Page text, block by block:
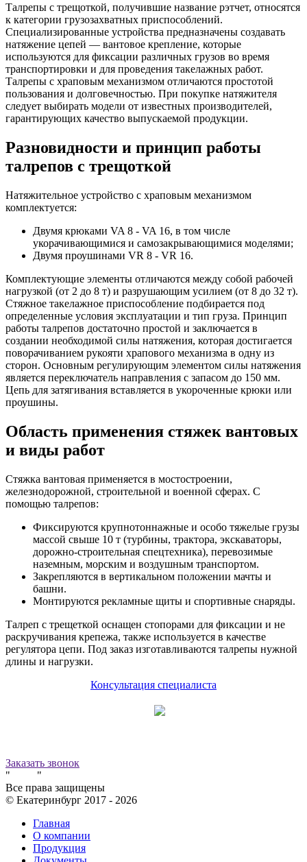
Талрепы с трещоткой, получившие название рэтчет, относятся
к категории грузозахватных приспособлений.
Специализированные устройства предназначены создавать
натяжение цепей — вантовое крепление, которые
используются для фиксации различных грузов во время
транспортировки и для проведения такелажных работ.
Талрепы с храповым механизмом отличаются простотой
пользования и долговечностью. При покупке натяжителя
следует выбирать модели от известных производителей,
гарантирующих качество выпускаемой продукции.
Разновидности и принцип работы
талрепов с трещоткой
Натяжительное устройство с храповым механизмом
комплектуется:
Двумя крюками VA 8 - VA 16, в том числе
укорачивающимися и самозакрывающимися моделями;
Двумя проушинами VR 8 - VR 16.
Комплектующие элементы отличаются между собой рабочей
нагрузкой (от 2 до 8 т) и разрушающим усилием (от 8 до 32 т).
Стяжное такелажное приспособление подбирается под
определенные условия эксплуатации и тип груза. Принцип
работы талрепов достаточно простой и заключается в
создании необходимой силы натяжения, которая достигается
поворачиванием рукояти храпового механизма в одну из
сторон. Основным регулирующим элементом силы натяжения
является переключатель направления с запасом до 150 мм.
Цепь для затягивания вставляется в укороченные крюки или
проушины.
Область применения стяжек вантовых
и виды работ
Стяжка вантовая применяется в мостостроении,
железнодорожной, строительной и военной сферах. С
помощью талрепов:
Фиксируются крупнотоннажные и особо тяжелые грузы
массой свыше 10 т (турбины, трактора, экскаваторы,
дорожно-строительная спецтехника), перевозимые
наземным, морским и воздушным транспортом.
Закрепляются в вертикальном положении мачты и
башни.
Монтируются рекламные щиты и спортивные снаряды.
Талреп с трещеткой оснащен стопорами для фиксации и не
раскручивания крепежа, также используется в качестве
регулятора цепи. Под заказ изготавливаются талрепы нужной
длины и нагрузки.
Консультация специалиста
Заказать звонок
"
"
Все права защищены
© Екатеринбург 2017 - 2026
Главная
О компании
Продукция